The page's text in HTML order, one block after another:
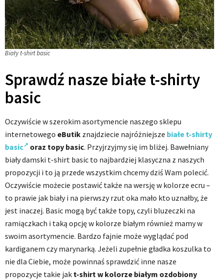
Biały t-shirt basic
Sprawdź nasze białe t-shirty
basic
Oczywiście w szerokim asortymencie naszego sklepu
internetowego eButik znajdziecie najróżniejsze białe t-shirty
basic
oraz topy basic. Przyjrzyjmy się im bliżej. Bawełniany
biały damski t-shirt basic to najbardziej klasyczna z naszych
propozycji i to ją przede wszystkim chcemy dziś Wam polecić.
Oczywiście możecie postawić także na wersję w kolorze ecru –
to prawie jak biały i na pierwszy rzut oka mało kto uznałby, że
jest inaczej. Basic mogą być także topy, czyli bluzeczki na
ramiączkach i taką opcję w kolorze białym również mamy w
swoim asortymencie. Bardzo fajnie może wyglądać pod
kardiganem czy marynarką. Jeżeli zupełnie gładka koszulka to
nie dla Ciebie, może powinnaś sprawdzić inne nasze
propozycje takie jak t-shirt w kolorze białym ozdobiony